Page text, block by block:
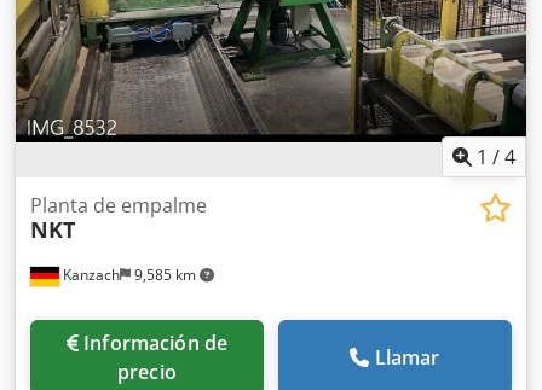
6 mesas de fresado/minuto Altura de trabajo: 960 mm
Ancho de la mesa: 620 mm Ancho de la instalación:
Longitud de la instalación: Ver imágenes La instalación
está disponible de inmediato y ya ha sido desmontada.
1 /4
Kanzach 9,585 km
Planta de empalme
NKT
Información de
precio
Llamar